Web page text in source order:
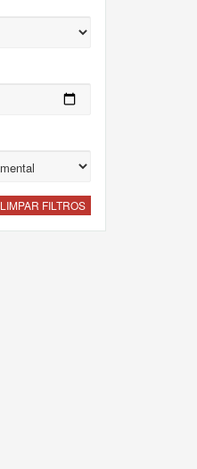
LIMPAR FILTROS